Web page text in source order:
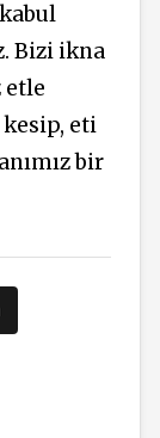
Bizi ikna
etle
kesip, eti
bir